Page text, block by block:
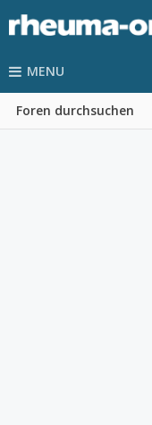
MENU
Foren durchsuchen